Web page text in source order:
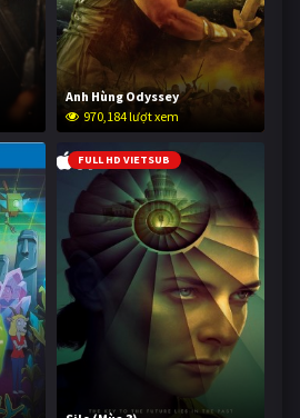
Anh Hùng Odyssey
970,184 lượt xem
FULL HD VIETSUB